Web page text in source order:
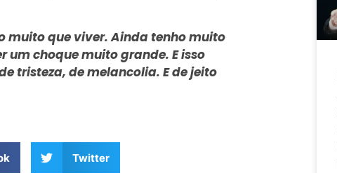
muito que viver. Ainda tenho muito
um choque muito grande. E isso
tristeza, de melancolia. E de jeito
Twitter